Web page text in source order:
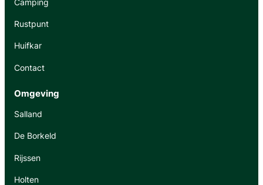
Camping
Rustpunt
Huifkar
Contact
Omgeving
Salland
De Borkeld
Rijssen
Holten